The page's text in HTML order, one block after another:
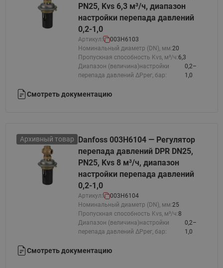
PN25, Kvs 6,3 м³/ч, диапазон
настройки перепада давлений
0,2-1,0
Артикул:
003H6103
Номинальный диаметр (DN), мм:20
Пропускная способность Kvs, м³/ч:6,3
Диапазон (величина)настройки
перепада давлений ΔРрег, бар:
0,2–
1,0
Смотреть документацию
Архивный товар
Danfoss 003H6104 — Регулятор
перепада давлений DPR DN25,
PN25, Kvs 8 м³/ч, диапазон
настройки перепада давлений
0,2-1,0
Артикул:
003H6104
Номинальный диаметр (DN), мм:25
Пропускная способность Kvs, м³/ч:8
Диапазон (величина)настройки
перепада давлений ΔРрег, бар:
0,2–
1,0
Смотреть документацию